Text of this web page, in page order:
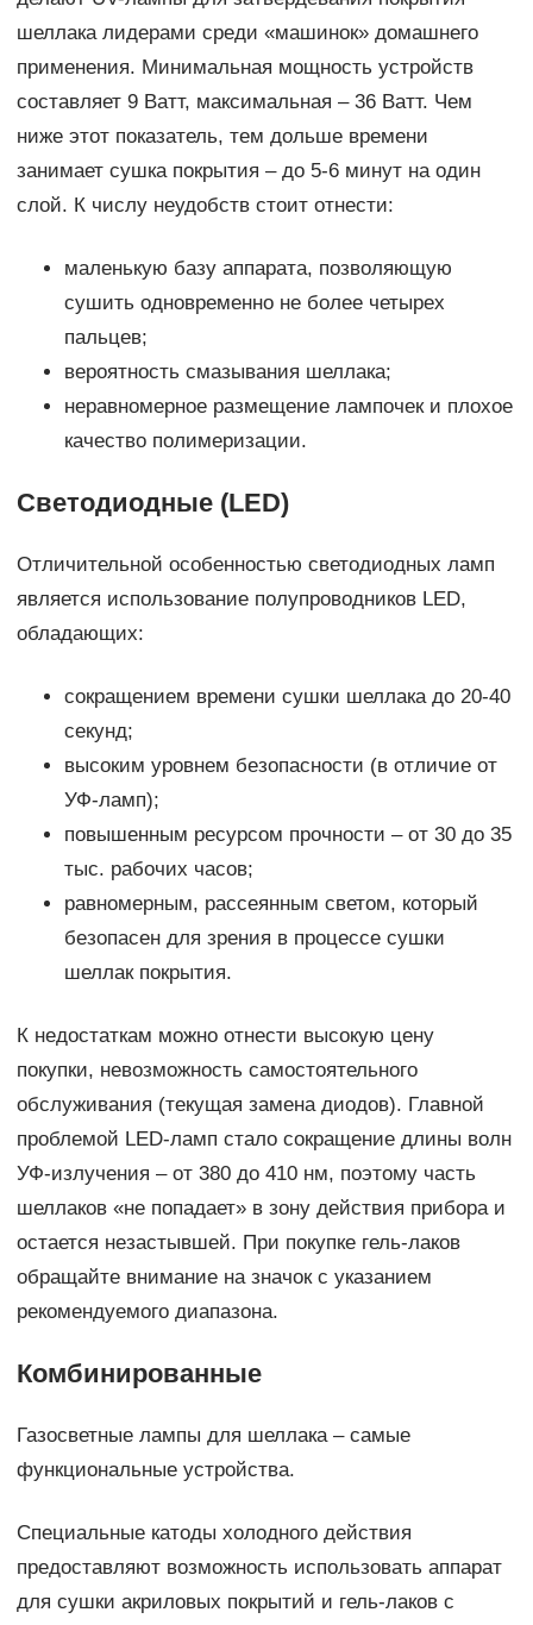
шеллака лидерами среди «машинок» домашнего
применения. Минимальная мощность устройств
составляет 9 Ватт, максимальная – 36 Ватт. Чем
ниже этот показатель, тем дольше времени
занимает сушка покрытия – до 5-6 минут на один
слой. К числу неудобств стоит отнести:
маленькую базу аппарата, позволяющую
сушить одновременно не более четырех
пальцев;
вероятность смазывания шеллака;
неравномерное размещение лампочек и плохое
качество полимеризации.
Светодиодные (LED)
Отличительной особенностью светодиодных ламп
является использование полупроводников LED,
обладающих:
сокращением времени сушки шеллака до 20-40
секунд;
высоким уровнем безопасности (в отличие от
УФ-ламп);
повышенным ресурсом прочности – от 30 до 35
тыс. рабочих часов;
равномерным, рассеянным светом, который
безопасен для зрения в процессе сушки
шеллак покрытия.
К недостаткам можно отнести высокую цену
покупки, невозможность самостоятельного
обслуживания (текущая замена диодов). Главной
проблемой LED-ламп стало сокращение длины волн
УФ-излучения – от 380 до 410 нм, поэтому часть
шеллаков «не попадает» в зону действия прибора и
остается незастывшей. При покупке гель-лаков
обращайте внимание на значок с указанием
рекомендуемого диапазона.
Комбинированные
Газосветные лампы для шеллака – самые
функциональные устройства.
Специальные катоды холодного действия
предоставляют возможность использовать аппарат
для сушки акриловых покрытий и гель-лаков с